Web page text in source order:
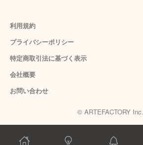
利用規約
プライバシーポリシー
特定商取引法に基づく表示
会社概要
お問い合わせ
© ARTEFACTORY Inc.